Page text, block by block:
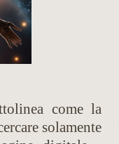
come la
solamente